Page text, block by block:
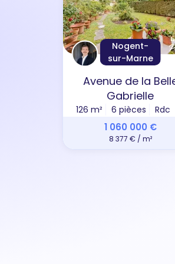
Nogent-
sur-Marne
Avenue de la
Gabrielle
126 m² 6 pièces Rdc
1 060 000 €
8 377 € / m²